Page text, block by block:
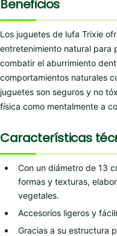
Beneficios
Los juguetes de lufa Trixie
entretenimiento natural para
combatir el aburrimiento
comportamientos naturales
juguetes son seguros y no
física como mentalmente a
Características
Con un diámetro de 13
formas y texturas,
vegetales.
Accesorios ligeros y
Gracias a su estructura